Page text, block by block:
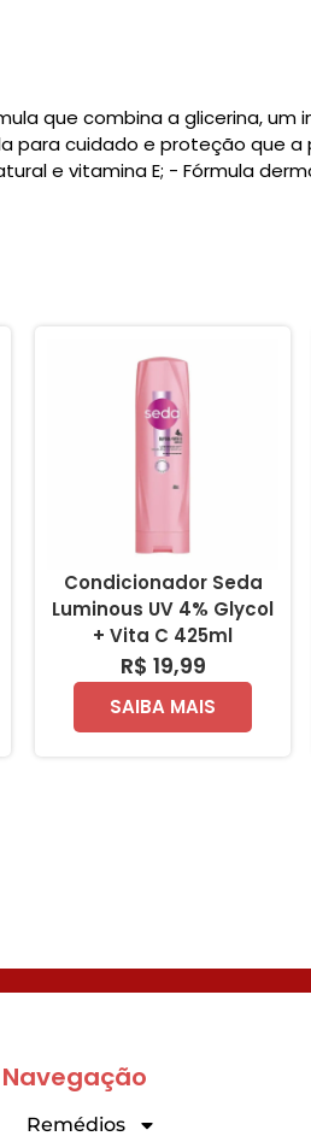
que combina a glicerina,
para cuidado e proteção que
e vitamina E; - Fórmula
Condicionador Seda
Luminous UV 4% Glycol
+ Vita C 425ml
R$ 19,99
SAIBA MAIS
Navegação
Remédios